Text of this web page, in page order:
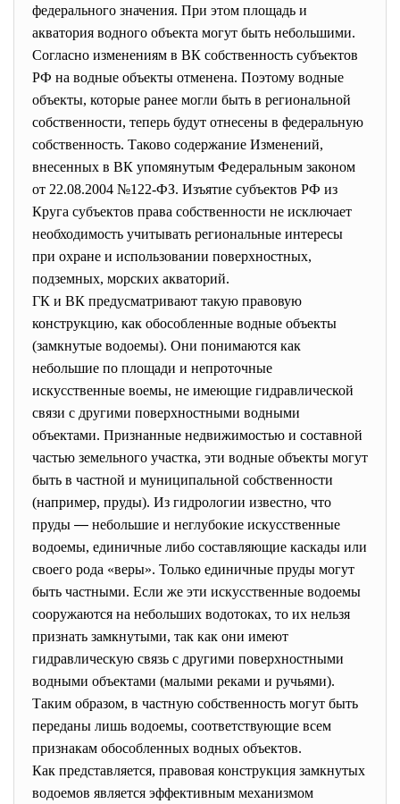
федерального значения. При этом площадь и
акватория водного объекта могут быть небольшими.
Согласно изменениям в ВК собственность субъектов
РФ на водные объекты отменена. Поэтому водные
объекты, которые ранее могли быть в региональной
собственности, теперь будут отнесены в федеральную
собственность. Таково содержание Изменений,
внесенных в ВК упомянутым Федеральным законом
от 22.08.2004 №122-ФЗ. Изъятие субъектов РФ из
Круга субъектов права собственности не исключает
необходимость учитывать региональные интересы
при охране и использовании поверхностных,
подземных, морских акваторий.
ГК и ВК предусматривают такую правовую
конструкцию, как обособленные водные объекты
(замкнутые водоемы). Они понимаются как
небольшие по площади и непроточные
искусственные воемы, не имеющие гидравлической
связи с другими поверхностными водными
объектами. Признанные недвижимостью и составной
частью земельного участка, эти водные объекты могут
быть в частной и муниципальной собственности
(например, пруды). Из гидрологии известно, что
пруды — небольшие и неглубокие искусственные
водоемы, единичные либо составляющие каскады или
своего рода «веры». Только единичные пруды могут
быть частными. Если же эти искусственные водоемы
сооружаются на небольших водотоках, то их нельзя
признать замкнутыми, так как они имеют
гидравлическую связь с другими поверхностными
водными объектами (малыми реками и ручьями).
Таким образом, в частную собственность могут быть
переданы лишь водоемы, соответствующие всем
признакам обособленных водных объектов.
Как представляется, правовая конструкция замкнутых
водоемов является эффективным механизмом